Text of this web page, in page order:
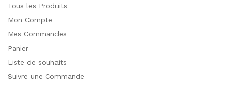
Tous les Produits
Mon Compte
Mes Commandes
Panier
Liste de souhaits
Suivre une Commande